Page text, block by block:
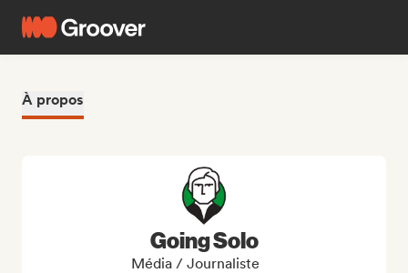
À propos
Going Solo
Média / Journaliste